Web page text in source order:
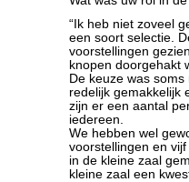
“Ik heb niet zoveel
een soort selectie.
voorstellingen
knopen doorgehakt
De keuze was
redelijk gemakkelijk
zijn er een aantal
iedereen.
We hebben wel
voorstellingen en
in de kleine zaal
kleine zaal een